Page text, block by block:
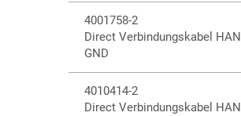
4001758-2
Direct Verbindungskabel HAN
GND
4010414-2
Direct Verbindungskabel HAN